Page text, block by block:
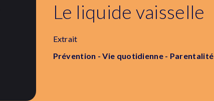
Le liquide vaisselle
Extrait
Prévention - Vie quotidienne - Parentalité